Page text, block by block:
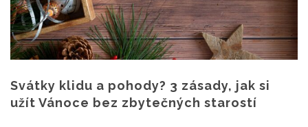
Svátky klidu a pohody? 3 zásady, jak si
užít Vánoce bez zbytečných starostí